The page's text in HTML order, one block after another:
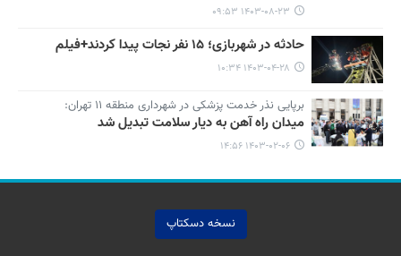
۱۴۰۳-۰۸-۲۳ ۰۹:۵۳
حادثه در شهربازی؛ ۱۵ نفر نجات پیدا کردند+فیلم
۱۴۰۳-۰۴-۲۸ ۱۰:۳۴
برپایی نذر خدمت پزشکی در شهرداری منطقه ۱۱ تهران:
میدان راه آهن به دیار سلامت تبدیل شد
۱۴۰۳-۰۲-۰۶ ۱۴:۵۶
نسخه دسکتاپ